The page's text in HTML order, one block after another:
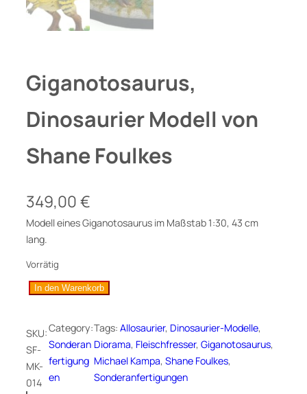
Giganotosaurus,
Dinosaurier Modell von
Shane Foulkes
349,00€
Modell eines Giganotosaurus im Maßstab 1:30, 43 cm
lang.
Vorrätig
a
n
o
t
In den Warenkorb
SKU:
SF-
MK-
014
Category:
Sonderan
fertigung
en
Tags:Allosaurier, Dinosaurier-Modelle
Diorama, Fleischfresser, Giganotosaurus
Michael Kampa, Shane Foulkes
Sonderanfertigungen